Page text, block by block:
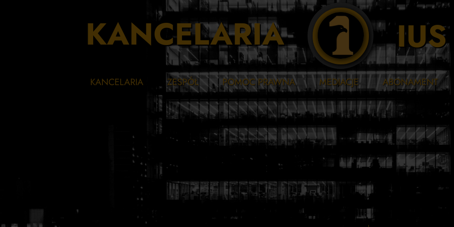
KANCELARIA
KANCELARIA ZESPÓŁ
Piotr Konieckiewicz
Natalia Kowalska
Marcin Synak
Anna Wiśniewska
POMOC PRAWNA
Prawo administracyjne
Prawo cywilne
Prawo gospodarcze
Prawo karne
Ochrona danych osobowych
MEDIACJE ABONAMENT